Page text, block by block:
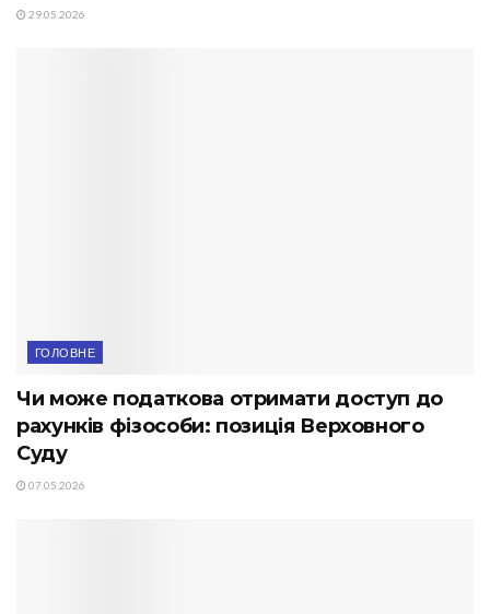
29.05.2026
ГОЛОВНЕ
Чи може податкова отримати доступ до
рахунків фізособи: позиція Верховного
Суду
07.05.2026